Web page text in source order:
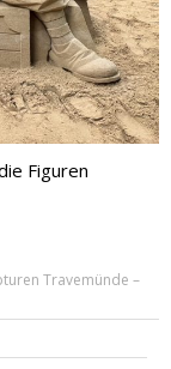
Figuren
Travemünde –